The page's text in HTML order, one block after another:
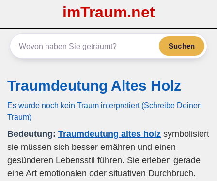
imTraum.net
Suchen
Traumdeutung Altes Holz
Es wurde noch kein Traum interpretiert (Schreibe Deinen
Traum)
Bedeutung: Traumdeutung altes holz symbolisiert
sie müssen sich besser ernähren und einen
gesünderen Lebensstil führen. Sie erleben gerade
eine Art emotionalen oder situativen Durchbruch.